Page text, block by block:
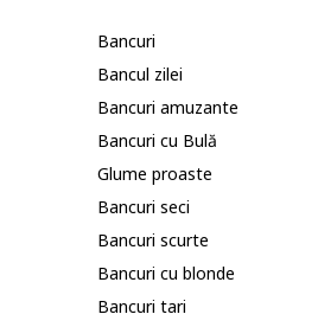
Bancuri
Bancul zilei
Bancuri amuzante
Bancuri cu Bulă
Glume proaste
Bancuri seci
Bancuri scurte
Bancuri cu blonde
Bancuri tari